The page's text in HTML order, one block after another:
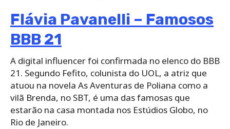
Flávia Pavanelli – Famosos
BBB 21
A digital influencer foi confirmada no elenco do BBB
21. Segundo Fefito, colunista do UOL, a atriz que
atuou na novela As Aventuras de Poliana como a
vilã Brenda, no SBT, é uma das famosas que
estarão na casa montada nos Estúdios Globo, no
Rio de Janeiro.